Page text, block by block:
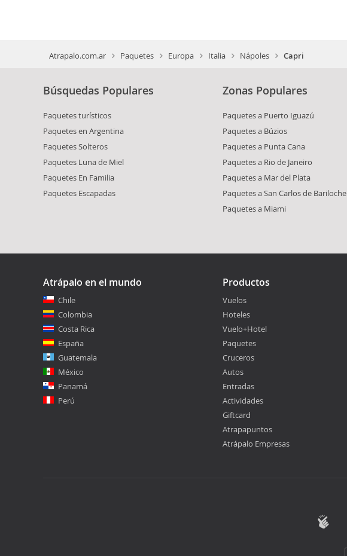
Atrapalo.com.ar Paquetes Europa Italia Nápoles Capri
Búsquedas Populares
Paquetes turísticos
Paquetes en Argentina
Paquetes Solteros
Paquetes Luna de Miel
Paquetes En Familia
Paquetes Escapadas
Zonas Populares
Paquetes a Puerto Iguazú
Paquetes a Búzios
Paquetes a Punta Cana
Paquetes a Rio de Janeiro
Paquetes a Mar del Plata
Paquetes a San Carlos de Bariloche
Paquetes a Miami
Atrápalo en el mundo
Chile
Colombia
Costa Rica
España
Guatemala
México
Panamá
Perú
Productos
Vuelos
Hoteles
Vuelo+Hotel
Paquetes
Cruceros
Autos
Entradas
Actividades
Giftcard
Atrapapuntos
Atrápalo Empresas